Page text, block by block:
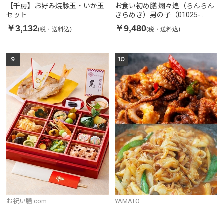
【千房】お好み焼豚玉・いか玉
セット
￥3,132(税・送料込)
お食い初め膳 爛々煌（らんらん
きらめき）男の子（01025-
001）
￥9,480(税・送料込)
9
お祝い膳.com
10
YAMATO